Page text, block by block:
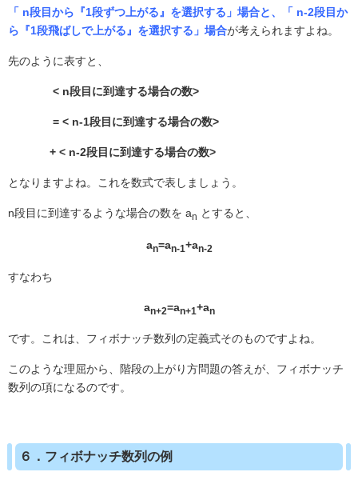
「 n段目から『1段ずつ上がる』を選択する」場合と、「 n-2段目か
ら『1段飛ばしで上がる』を選択する」場合が考えられますよね。
先のように表すと、
< n段目に到達する場合の数>
= < n-1段目に到達する場合の数>
+ < n-2段目に到達する場合の数>
となりますよね。これを数式で表しましょう。
n段目に到達するような場合の数を an とすると、
an=an-1+an-2
すなわち
an+2=an+1+an
です。これは、フィボナッチ数列の定義式そのものですよね。
このような理屈から、階段の上がり方問題の答えが、フィボナッチ
数列の項になるのです。
６．フィボナッチ数列の例